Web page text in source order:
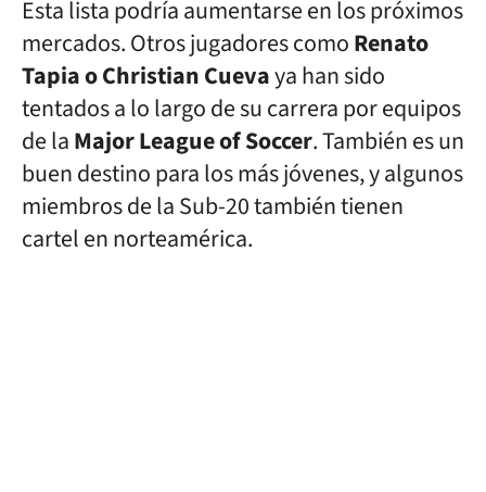
Esta lista podría aumentarse en los próximos
mercados. Otros jugadores comoRenato
Tapia o Christian Cuevaya han sido
tentados a lo largo de su carrera por equipos
de laMajor League of Soccer. También es un
buen destino para los más jóvenes, y algunos
miembros de la Sub-20 también tienen
cartel en norteamérica.